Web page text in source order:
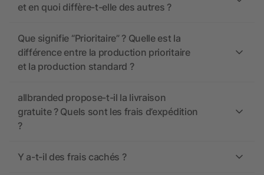
et en quoi diffère-t-elle des autres ?
Que signifie “Prioritaire” ? Quelle est la
différence entre la production prioritaire
et la production standard ?
allbranded propose-t-il la livraison
gratuite ? Quels sont les frais d’expédition
?
Y a-t-il des frais cachés ?